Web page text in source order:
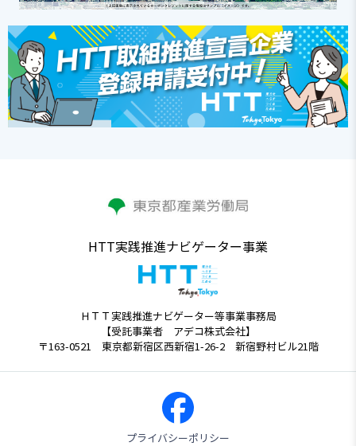
HTT実践推進ナビゲーター事業
ＨＴＴ実践推進ナビゲーター等事業事務局
【受託事業者 アデコ株式会社】
〒163-0521 東京都新宿区西新宿1-26-2 新宿野村ビル21階
プライバシーポリシー